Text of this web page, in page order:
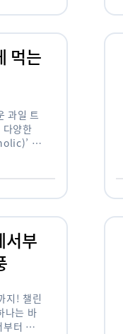
먹는
과일 트
다양한
트
서부
지! 챌린
나는 바
터 디